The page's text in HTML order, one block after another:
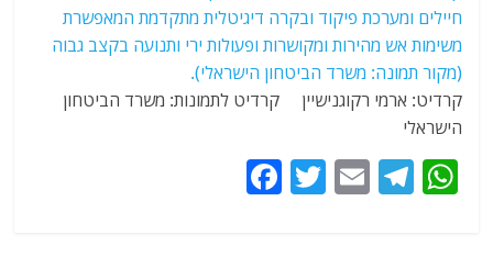
קרדיט: ארמי רקוגנישיין קרדיט לתמונות: משרד הביטחון
הישראלי
W
T
E
T